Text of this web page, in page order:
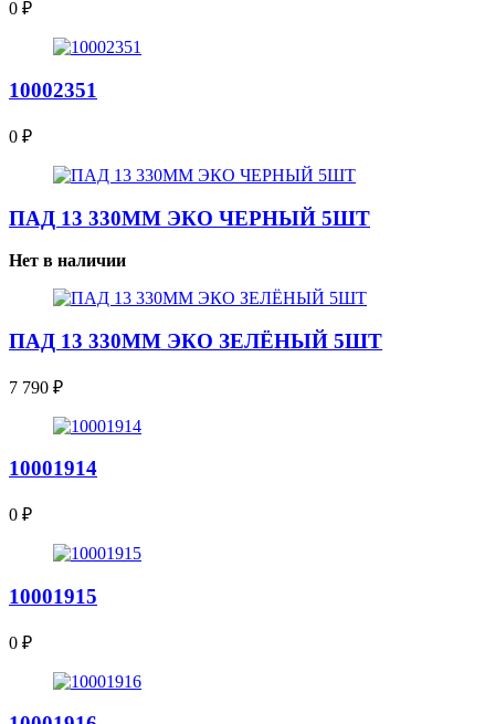
0 ₽
10002351
0 ₽
ПАД 13 330ММ ЭКО ЧЕРНЫЙ 5ШТ
Нет в наличии
ПАД 13 330ММ ЭКО ЗЕЛЁНЫЙ 5ШТ
7 790 ₽
10001914
0 ₽
10001915
0 ₽